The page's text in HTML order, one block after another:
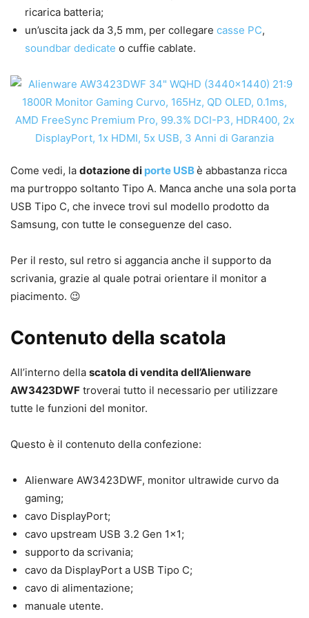
ricarica batteria;
un’uscita jack da 3,5 mm, per collegare casse PC,
soundbar dedicate o cuffie cablate.
Come vedi, la dotazione di porte USBè abbastanza ricca
ma purtroppo soltanto Tipo A. Manca anche una sola porta
USB Tipo C, che invece trovi sul modello prodotto da
Samsung, con tutte le conseguenze del caso.
Per il resto, sul retro si aggancia anche il supporto da
scrivania, grazie al quale potrai orientare il monitor a
piacimento. 😉
Contenuto della scatola
All’interno della scatola di vendita dell’Alienware
AW3423DWF troverai tutto il necessario per utilizzare
tutte le funzioni del monitor.
Questo è il contenuto della confezione:
Alienware AW3423DWF, monitor ultrawide curvo da
gaming;
cavo DisplayPort;
cavo upstream USB 3.2 Gen 1×1;
supporto da scrivania;
cavo da DisplayPort a USB Tipo C;
cavo di alimentazione;
manuale utente.